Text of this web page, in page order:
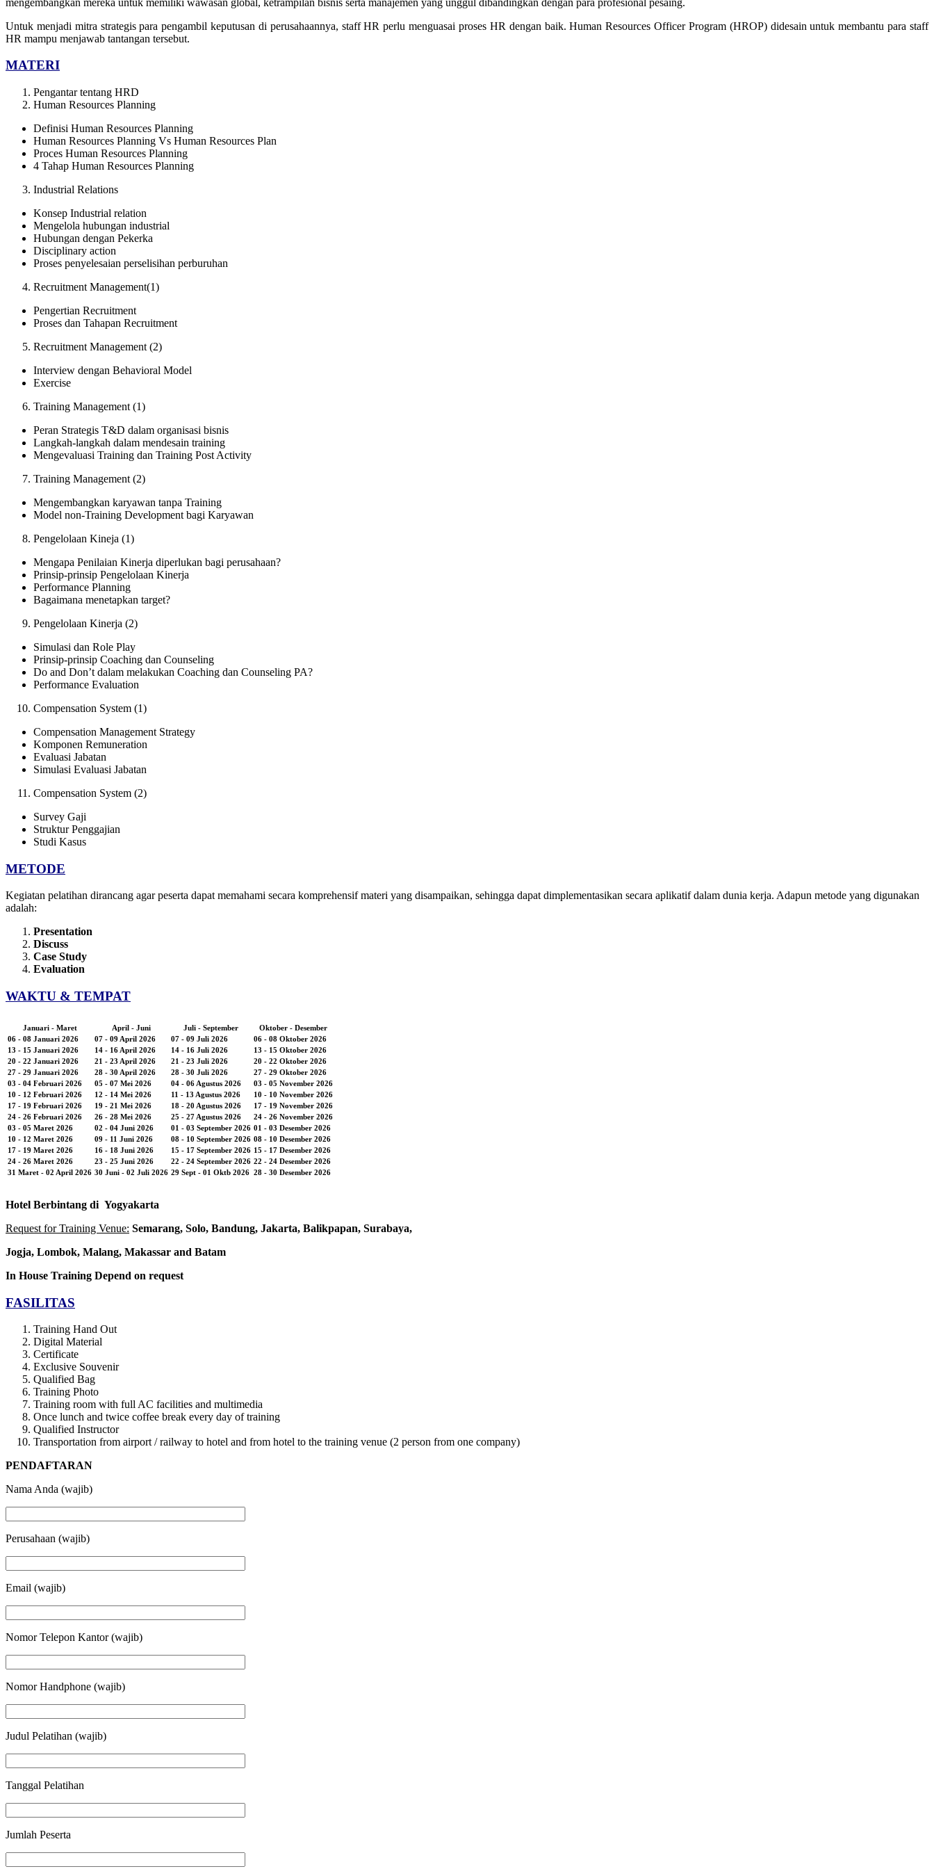
Untuk menjadi mitra strategis para pengambil keputusan di perusahaannya, staff HR perlu menguasai proses HR dengan baik. Human Resources Officer Program (HROP) didesain untuk membantu para staff
HR mampu menjawab tantangan tersebut.
MATERI
Pengantar tentang HRD
Human Resources Planning
Definisi Human Resources Planning
Human Resources Planning Vs Human Resources Plan
Proces Human Resources Planning
4 Tahap Human Resources Planning
Industrial Relations
Konsep Industrial relation
Mengelola hubungan industrial
Hubungan dengan Pekerka
Disciplinary action
Proses penyelesaian perselisihan perburuhan
Recruitment Management(1)
Pengertian Recruitment
Proses dan Tahapan Recruitment
Recruitment Management (2)
Interview dengan Behavioral Model
Exercise
Training Management (1)
Peran Strategis T&D dalam organisasi bisnis
Langkah-langkah dalam mendesain training
Mengevaluasi Training dan Training Post Activity
Training Management (2)
Mengembangkan karyawan tanpa Training
Model non-Training Development bagi Karyawan
Pengelolaan Kineja (1)
Mengapa Penilaian Kinerja diperlukan bagi perusahaan?
Prinsip-prinsip Pengelolaan Kinerja
Performance Planning
Bagaimana menetapkan target?
Pengelolaan Kinerja (2)
Simulasi dan Role Play
Prinsip-prinsip Coaching dan Counseling
Do and Don’t dalam melakukan Coaching dan Counseling PA?
Performance Evaluation
Compensation System (1)
Compensation Management Strategy
Komponen Remuneration
Evaluasi Jabatan
Simulasi Evaluasi Jabatan
Compensation System (2)
Survey Gaji
Struktur Penggajian
Studi Kasus
METODE
Kegiatan pelatihan dirancang agar peserta dapat memahami secara komprehensif materi yang disampaikan, sehingga dapat dimplementasikan secara aplikatif dalam dunia kerja. Adapun metode yang digunakan
adalah:
Presentation
Discuss
Case Study
Evaluation
WAKTU & TEMPAT
Januari - Maret April - Juni Juli - September
Oktober - Desember
06 - 08 Januari 2026
07 - 09 April 2026 07 - 09 Juli 2026
06 - 08 Oktober 2026
13 - 15 Januari 2026
14 - 16 April 2026 14 - 16 Juli 2026
13 - 15 Oktober 2026
20 - 22 Januari 2026
21 - 23 April 2026 21 - 23 Juli 2026
20 - 22 Oktober 2026
27 - 29 Januari 2026
28 - 30 April 2026 28 - 30 Juli 2026
27 - 29 Oktober 2026
03 - 04 Februari 2026
05 - 07 Mei 2026 04 - 06 Agustus 2026
03 - 05 November 2026
10 - 12 Februari 2026
12 - 14 Mei 2026 11 - 13 Agustus 2026
10 - 10 November 2026
17 - 19 Februari 2026
19 - 21 Mei 2026 18 - 20 Agustus 2026
17 - 19 November 2026
24 - 26 Februari 2026
26 - 28 Mei 2026 25 - 27 Agustus 2026
24 - 26 November 2026
03 - 05 Maret 2026
02 - 04 Juni 2026 01 - 03 September 2026 01 - 03 Desember 2026
10 - 12 Maret 2026
09 - 11 Juni 2026 08 - 10 September 2026 08 - 10 Desember 2026
17 - 19 Maret 2026
16 - 18 Juni 2026 15 - 17 September 2026 15 - 17 Desember 2026
24 - 26 Maret 2026
23 - 25 Juni 2026 22 - 24 September 2026 22 - 24 Desember 2026
31 Maret - 02 April 2026 30 Juni - 02 Juli 2026 29 Sept - 01 Oktb 2026 28 - 30 Desember 2026
Hotel Berbintang di Yogyakarta
Request for Training Venue: Semarang, Solo, Bandung, Jakarta, Balikpapan, Surabaya,
Jogja, Lombok, Malang, Makassar and Batam
In House Training Depend on request
FASILITAS
Training Hand Out
Digital Material
Certificate
Exclusive Souvenir
Qualified Bag
Training Photo
Training room with full AC facilities and multimedia
Once lunch and twice coffee break every day of training
Qualified Instructor
Transportation from airport / railway to hotel and from hotel to the training venue (2 person from one company)
PENDAFTARAN
Nama Anda (wajib)
Perusahaan (wajib)
Email (wajib)
Nomor Telepon Kantor (wajib)
Nomor Handphone (wajib)
Judul Pelatihan (wajib)
Tanggal Pelatihan
Jumlah Peserta